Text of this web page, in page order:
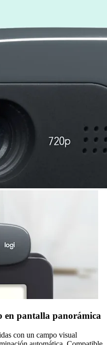
en pantalla panorámica
con un campo visual